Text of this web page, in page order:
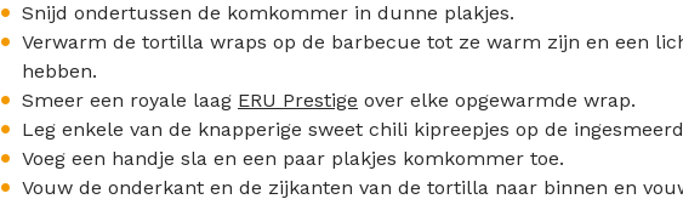
Snijd ondertussen de komkommer in dunne plakjes.
Verwarm de tortilla wraps op de barbecue tot ze warm zijn en een
hebben.
Smeer een royale laag ERU Prestige over elke opgewarmde wrap.
Leg enkele van de knapperige sweet chili kipreepjes op de
Voeg een handje sla en een paar plakjes komkommer toe.
Vouw de onderkant en de zijkanten van de tortilla naar binnen en